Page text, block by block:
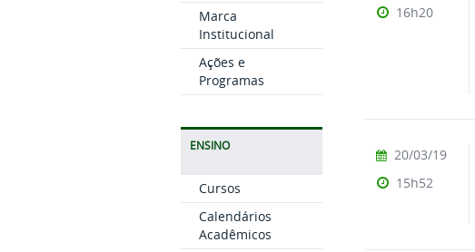
Marca
Institucional
Ações e
Programas
ENSINO
Cursos
Calendários
Acadêmicos
16h20
20/03/19
15h52